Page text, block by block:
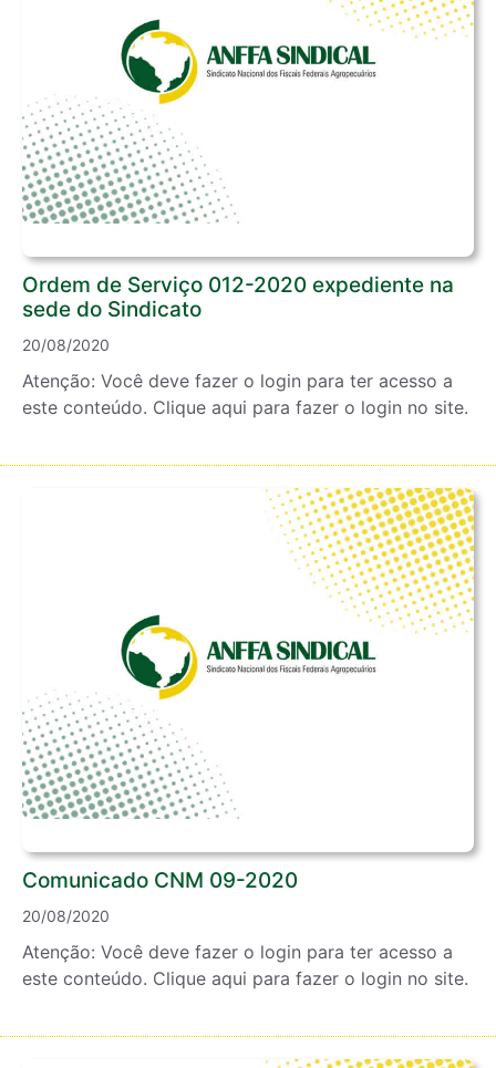
Ordem de Serviço 012-2020 expediente na
sede do Sindicato
20/08/2020
Atenção: Você deve fazer o login para ter acesso a
este conteúdo. Clique aqui para fazer o login no site.
Comunicado CNM 09-2020
20/08/2020
Atenção: Você deve fazer o login para ter acesso a
este conteúdo. Clique aqui para fazer o login no site.